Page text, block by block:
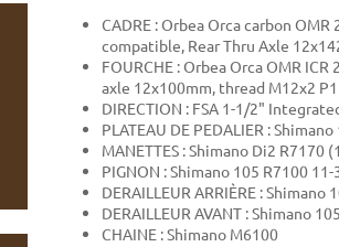
CADRE : Orbea Orca carbon
compatible, Rear Thru Axle
FOURCHE : Orbea Orca OMR
axle 12x100mm, thread M12x2 P1
DIRECTION : FSA 1-1/2"
PLATEAU DE PEDALIER :
MANETTES : Shimano Di2 R7170
PIGNON : Shimano 105 R7100
DERAILLEUR ARRIÈRE : Shimano
DERAILLEUR AVANT : Shimano
CHAINE : Shimano M6100